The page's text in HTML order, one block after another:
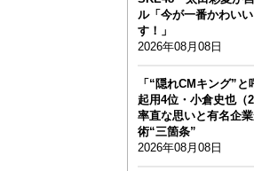
ル「今が一番かわい
す！」
2026年08月08日
「“隠れCMキング”
起用4位・小倉史也（
率直な思いと有名企
術“三箇条”
2026年08月08日